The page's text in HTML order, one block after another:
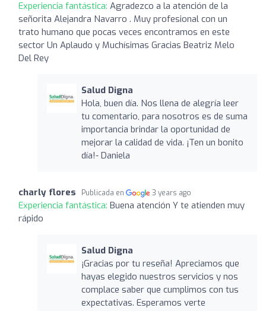
Experiencia fantástica: Agradezco a la atención de la
señorita Alejandra Navarro . Muy profesional con un
trato humano que pocas veces encontramos en este
sector Un Aplaudo y Muchísimas Gracias Beatriz Melo
Del Rey
Salud Digna
Hola, buen día. Nos llena de alegría leer
tu comentario, para nosotros es de suma
importancia brindar la oportunidad de
mejorar la calidad de vida. ¡Ten un bonito
día!- Daniela
charly flores Publicada en 3 years ago
Experiencia fantástica: Buena atención Y te atienden muy
rápido
Salud Digna
¡Gracias por tu reseña! Apreciamos que
hayas elegido nuestros servicios y nos
complace saber que cumplimos con tus
expectativas. Esperamos verte